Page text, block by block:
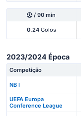
/ 90 min
0.24Golos
2023/2024 Época
Competição
NB I
UEFA Europa
Conference League